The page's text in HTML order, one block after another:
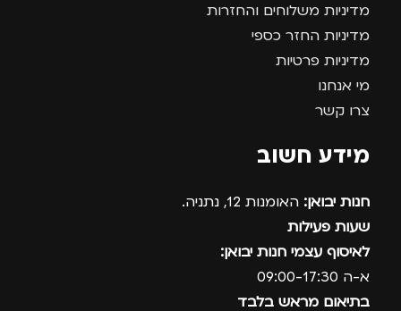
מדיניות משלוחים והחזרות
מדיניות החזר כספי
מדיניות פרטיות
מי אנחנו
צרו קשר
מידע חשוב
חנות יבואן: האומנות 12, נתניה.
שעות פעילות
לאיסוף עצמי חנות יבואן:
א-ה 09:00-17:30
בתיאום מראש בלבד